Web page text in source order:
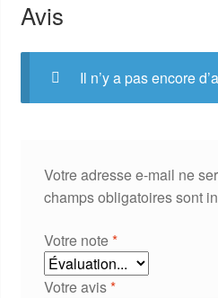
Avis
Il n’y a pas encore
Votre adresse e-mail ne
champs obligatoires sont
Votre note*
Votre avis*